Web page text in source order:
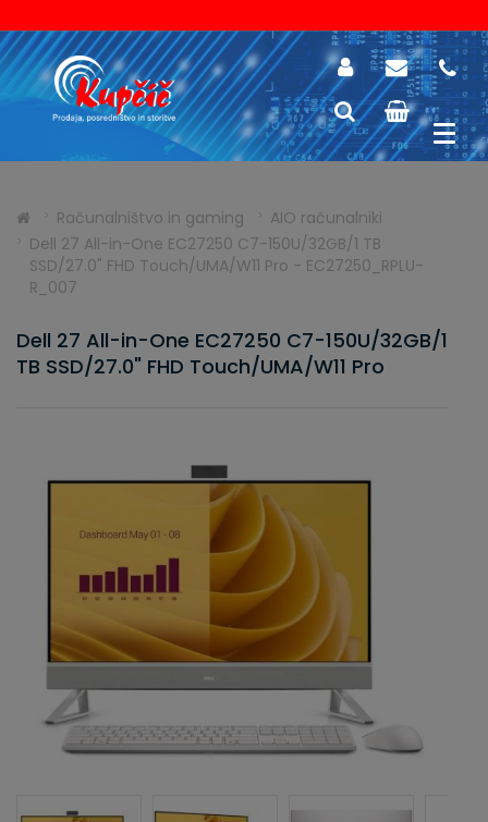
Računalništvo in gaming
AIO računalniki
Dell 27 All-in-One EC27250 C7-150U/32GB/1 TB
SSD/27.0" FHD Touch/UMA/W11 Pro - EC27250_RPLU-
R_007
Dell 27 All-in-One EC27250 C7-150U/32GB/1
TB SSD/27.0" FHD Touch/UMA/W11 Pro